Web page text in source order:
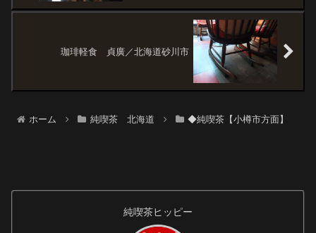
珈琲軽食 貞廣／北海道砂川市
ホーム 純喫茶 北海道 ◆純喫茶【小樽市方面】
純喫茶ヒッピー